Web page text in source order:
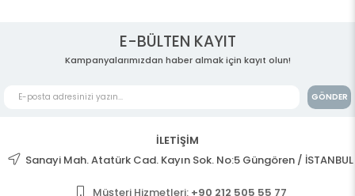
E-BÜLTEN KAYIT
Kampanyalarımızdan haber almak için kayıt olun!
GÖNDER
İLETİŞİM
Sanayi Mah. Atatürk Cad. Kayın Sok. No:5 Güngören / İSTANBUL
Müşteri Hizmetleri: +90 212 505 55 77